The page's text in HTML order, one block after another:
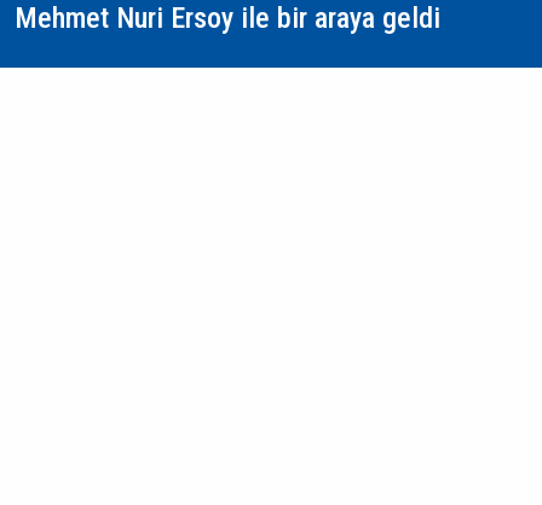
Mehmet Nuri Ersoy ile bir araya geldi